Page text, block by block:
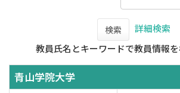
検索
詳細検索
教員氏名とキーワードで教員情報を
青山学院大学